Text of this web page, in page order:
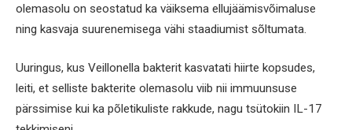
olemasolu on seostatud ka väiksema ellujäämisvõimaluse
ning kasvaja suurenemisega vähi staadiumist sõltumata.
Uuringus, kus Veillonella bakterit kasvatati hiirte kopsudes,
leiti, et selliste bakterite olemasolu viib nii immuunsuse
pärssimise kui ka põletikuliste rakkude, nagu tsütokiin IL-17